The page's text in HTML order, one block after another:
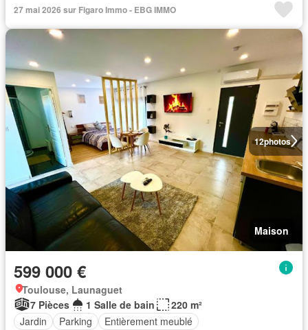
27 mai 2026 sur Figaro Immo - EBG IMMO
12photos
Maison
599 000 €
Toulouse, Launaguet
7 Pièces
1 Salle de bain
220 m²
Jardin
Parking Entièrement meublé